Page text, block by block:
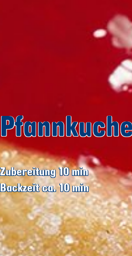
Zubereitung 10min
Backzeit ca. 10min